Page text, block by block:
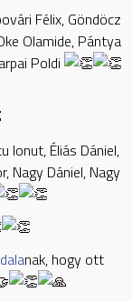
Félix, Göndöcz
Olamide, Pántya
Poldi
Ionut, Éliás Dániel,
Nagy Dániel, Nagy
nak, hogy ott